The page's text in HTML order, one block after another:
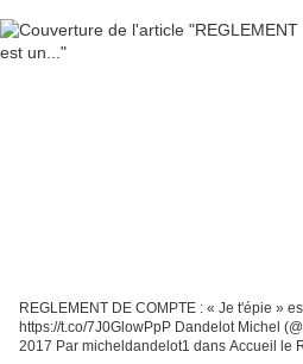
REGLEMENT DE COMPTE : « Je t'épie »
https://t.co/7J0GlowPpP Dandelot Michel
2017 Par micheldandelot1 dans Accueil le